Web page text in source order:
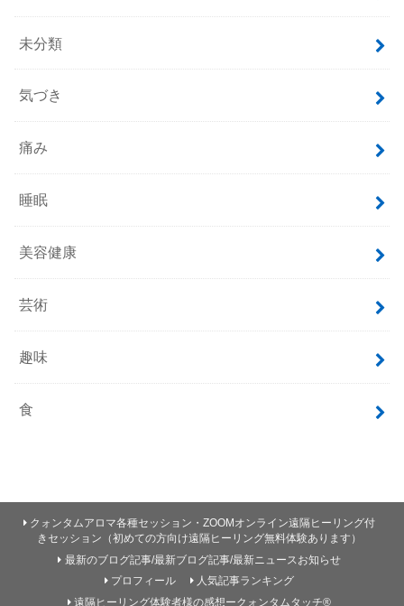
未分類
気づき
痛み
睡眠
美容健康
芸術
趣味
食
クォンタムアロマ各種セッション・ZOOMオンライン遠隔ヒーリング付
きセッション（初めての方向け遠隔ヒーリング無料体験あります）
最新のブログ記事/最新ブログ記事/最新ニュースお知らせ
プロフィール
人気記事ランキング
遠隔ヒーリング体験者様の感想ークォンタムタッチ®